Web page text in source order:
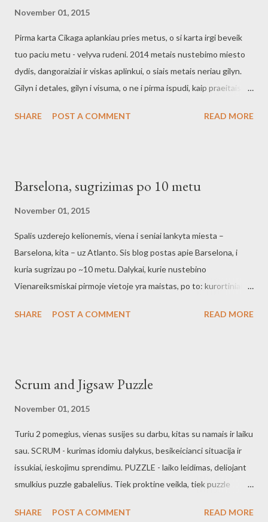
November 01, 2015
Pirma karta Cikaga aplankiau pries metus, o si karta irgi beveik
tuo paciu metu - velyva rudeni. 2014 metais nustebimo miesto
dydis, dangoraiziai ir viskas aplinkui, o siais metais neriau gilyn.
Gilyn i detales, gilyn i visuma, o ne i pirma ispudi, kaip praeitais
tiekiamas nemokamai visur, kur tik valgiau. - saskaita atnesama,
Musu nauju mestu sventimas nublesta su ju helovyno sventimu.
personalizuotas pirkimas. Daugumoje vietoju siuloma jus
suskaiciuoti, tai el.pasto adreso prasoma, tai fizinio adreso,
siuloma korteles ar kitaip bandoma jus identifikuoti. - pardavejo
vardas. Aptarnavo Robin,...
SHARE POST A COMMENT READ MORE
Barselona, sugrizimas po 10 metu
November 01, 2015
Spalis uzderejo kelionemis, viena i seniai lankyta miesta –
Barselona, kita – uz Atlanto. Sis blog postas apie Barselona, i
kuria sugrizau po ~10 metu. Dalykai, kurie nustebino
Vienareiksmiskai pirmoje vietoje yra maistas, po to: kurortiniai
Timesburg. Sutirpo burnoje tas burgelis, nuostabiai suskambo
tikrai nesinori. Atsikvepi pusiaukeleje ir tesi ta kelione. Juros
astuonkojuku, kalmariuku ir visokiu kitu gerybiu. Prisiminus
dabar, ima seile teketi. Tiesa, juodoji sios valgyklos puse - sunku
isikirsti i aptvarnavimo sistema, jeigu lankaisi pirma karta. Pirma –
prasai pasverti issirinktu gerybiu, susuka gerybes i pop...
SHARE POST A COMMENT READ MORE
Scrum and Jigsaw Puzzle
November 01, 2015
Turiu 2 pomegius, vienas susijes su darbu, kitas su namais ir laiku
sau. SCRUM - kurimas idomiu dalykus, besikeicianci situacija ir
issukiai, ieskojimu sprendimu. PUZZLE - laiko leidimas, deliojant
smulkius puzzle gabalelius. Tiek proktine veikla, tiek puzzle
pasirinkimo laisve, kokias bus sistema pokyciai daugiau yra
SHARE POST A COMMENT READ MORE